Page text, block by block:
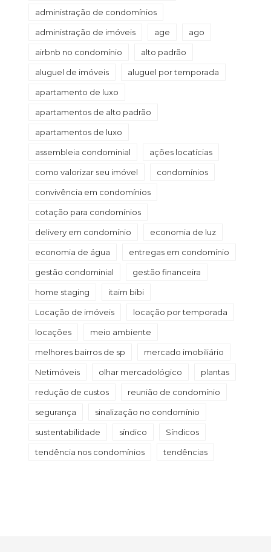
administração de condomínios
administração de imóveis age ago
airbnb no condomínio alto padrão
aluguel de imóveis aluguel por temporada
apartamento de luxo
apartamentos de alto padrão
apartamentos de luxo
assembleia condominial ações locatícias
como valorizar seu imóvel condomínios
convivência em condomínios
cotação para condomínios
delivery em condomínio economia de luz
economia de água entregas em condomínio
gestão condominial gestão financeira
home staging itaim bibi
Locação de imóveis locação por temporada
locações meio ambiente
melhores bairros de sp mercado imobiliário
Netimóveis olhar mercadológico plantas
redução de custos reunião de condomínio
segurança sinalização no condomínio
sustentabilidade síndico Síndicos
tendência nos condomínios tendências